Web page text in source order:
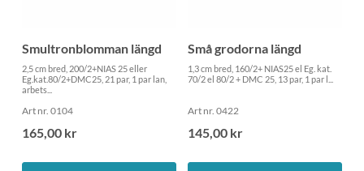
Smultronblomman längd
2,5 cm bred, 200/2+NIAS 25 eller
Eg.kat.80/2+DMC25, 21 par, 1 par lan,
arbets...
Art nr. 0104
165,00 kr
Små grodorna längd
1,3 cm bred, 160/2+ NIAS25 el Eg. kat.
70/2 el 80/2 + DMC 25, 13 par, 1 par l...
Art nr. 0422
145,00 kr